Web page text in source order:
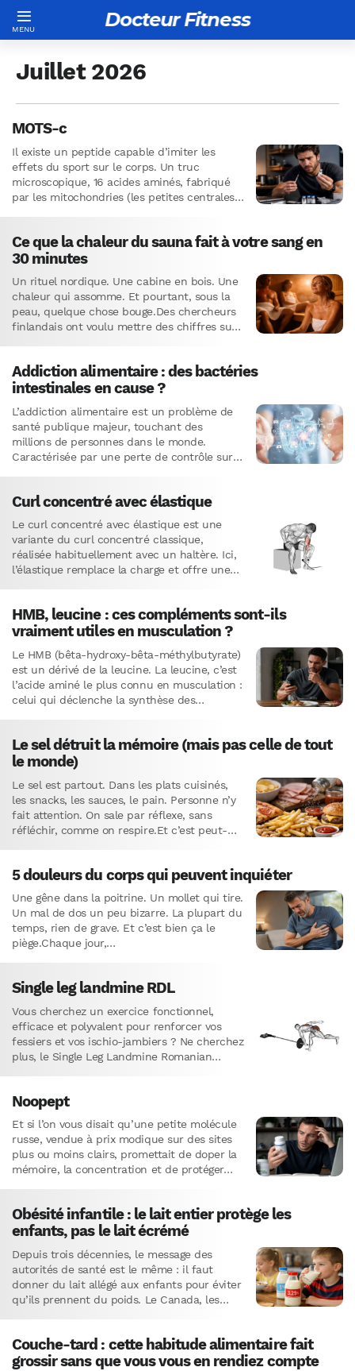
Docteur Fitness
Juillet 2026
MOTS-c
Il existe un peptide capable d’imiter les
effets du sport sur le corps. Un truc
microscopique, 16 acides aminés, fabriqué
par les mitochondries (les petites centrales
Ce que la chaleur du sauna fait à votre sang en
30 minutes
Un rituel nordique. Une cabine en bois. Une
chaleur qui assomme. Et pourtant, sous la
peau, quelque chose bouge.Des chercheurs
finlandais ont voulu mettre des chiffres sur
Addiction alimentaire : des bactéries
intestinales en cause ?
L’addiction alimentaire est un problème de
santé publique majeur, touchant des
millions de personnes dans le monde.
Caractérisée par une perte de contrôle sur
Curl concentré avec élastique
Le curl concentré avec élastique est une
variante du curl concentré classique,
réalisée habituellement avec un haltère. Ici,
l’élastique remplace la charge et offre une
HMB, leucine : ces compléments sont-ils
vraiment utiles en musculation ?
Le HMB (bêta-hydroxy-bêta-méthylbutyrate)
est un dérivé de la leucine. La leucine, c’est
l’acide aminé le plus connu en musculation :
celui qui déclenche la synthèse des
Le sel détruit la mémoire (mais pas celle de tout
le monde)
Le sel est partout. Dans les plats cuisinés,
les snacks, les sauces, le pain. Personne n’y
fait attention. On sale par réflexe, sans
réfléchir, comme on respire.Et c’est peut-
5 douleurs du corps qui peuvent inquiéter
Une gêne dans la poitrine. Un mollet qui tire.
Un mal de dos un peu bizarre. La plupart du
temps, rien de grave. Et c’est bien ça le
piège.Chaque jour,…
Single leg landmine RDL
Vous cherchez un exercice fonctionnel,
efficace et polyvalent pour renforcer vos
fessiers et vos ischio-jambiers ? Ne cherchez
plus, le Single Leg Landmine Romanian
Noopept
Et si l’on vous disait qu’une petite molécule
russe, vendue à prix modique sur des sites
plus ou moins clairs, promettait de doper la
mémoire, la concentration et de protéger…
Obésité infantile : le lait entier protège les
enfants, pas le lait écrémé
Depuis trois décennies, le message des
autorités de santé est le même : il faut
donner du lait allégé aux enfants pour éviter
qu’ils prennent du poids. Le Canada, les
Couche-tard : cette habitude alimentaire fait
grossir sans que vous vous en rendiez compte